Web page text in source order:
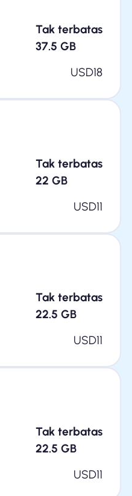
Tak terbatas
37.5 GB
USD18
Tak terbatas
22 GB
USD11
Tak terbatas
22.5 GB
USD11
Tak terbatas
22.5 GB
USD11